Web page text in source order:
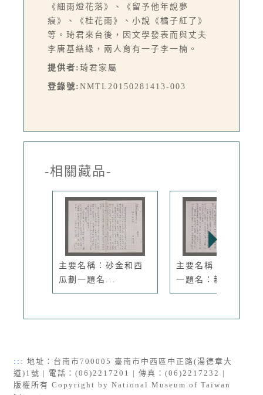
《細雨燈花落》、《留予他年說夢
痕》、《桂花雨》、小說《橘子紅了》
等。琦君來台後，因文學發表而與丈夫
李唐基結緣，兩人育有一子李一楠。
提供者: 琦君家屬
登錄號: NMTL20150281413-003
-相關藏品-
主要名稱：砂金和西
瓜劃一題名...
主要名稱：忍者狼劃
一題名：親...
::: 地址：台南市700005 臺南市中西區中正路(湯德章大
道)1號 | 電話：(06)2217201 | 傳真：(06)2217232 |
版權所有 Copyright by National Museum of Taiwan